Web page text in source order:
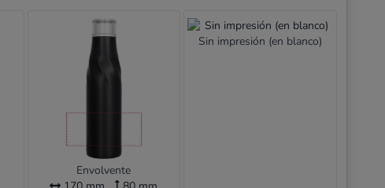
Envolvente
Sin impresión (en blanco)